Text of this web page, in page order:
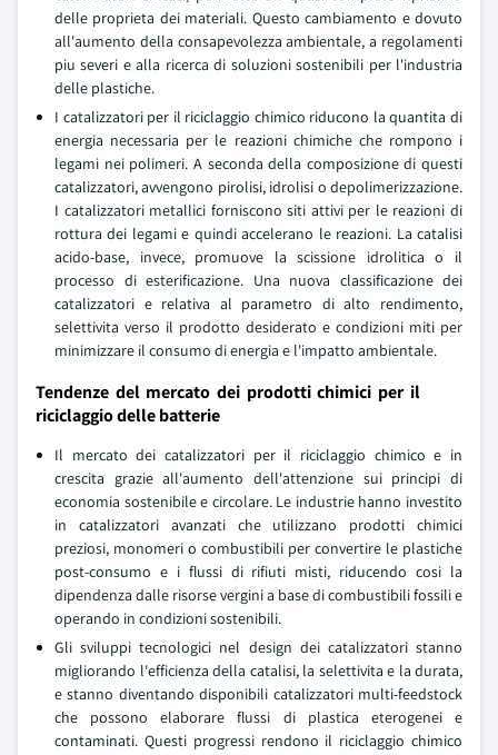
delle proprieta dei materiali. Questo cambiamento e dovuto
all'aumento della consapevolezza ambientale, a regolamenti
piu severi e alla ricerca di soluzioni sostenibili per l'industria
delle plastiche.
I catalizzatori per il riciclaggio chimico riducono la quantita di
energia necessaria per le reazioni chimiche che rompono i
legami nei polimeri. A seconda della composizione di questi
catalizzatori, avvengono pirolisi, idrolisi o depolimerizzazione.
I catalizzatori metallici forniscono siti attivi per le reazioni di
rottura dei legami e quindi accelerano le reazioni. La catalisi
acido-base, invece, promuove la scissione idrolitica o il
processo di esterificazione. Una nuova classificazione dei
catalizzatori e relativa al parametro di alto rendimento,
selettivita verso il prodotto desiderato e condizioni miti per
minimizzare il consumo di energia e l'impatto ambientale.
Tendenze del mercato dei prodotti chimici per il
riciclaggio delle batterie
Il mercato dei catalizzatori per il riciclaggio chimico e in
crescita grazie all'aumento dell'attenzione sui principi di
economia sostenibile e circolare. Le industrie hanno investito
in catalizzatori avanzati che utilizzano prodotti chimici
preziosi, monomeri o combustibili per convertire le plastiche
post-consumo e i flussi di rifiuti misti, riducendo cosi la
dipendenza dalle risorse vergini a base di combustibili fossili e
operando in condizioni sostenibili.
Gli sviluppi tecnologici nel design dei catalizzatori stanno
migliorando l'efficienza della catalisi, la selettivita e la durata,
e stanno diventando disponibili catalizzatori multi-feedstock
che possono elaborare flussi di plastica eterogenei e
contaminati. Questi progressi rendono il riciclaggio chimico